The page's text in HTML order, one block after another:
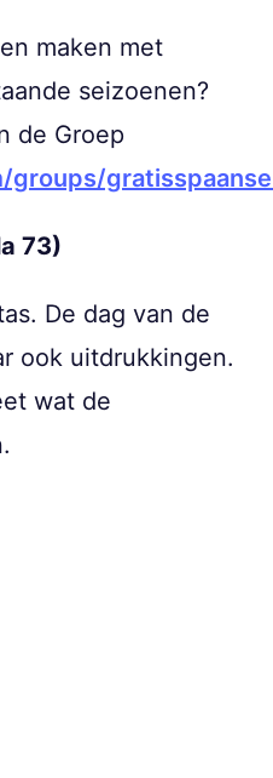
maken met
seizoenen?
de Groep
73)
De dag van de
ook uitdrukkingen.
wat de